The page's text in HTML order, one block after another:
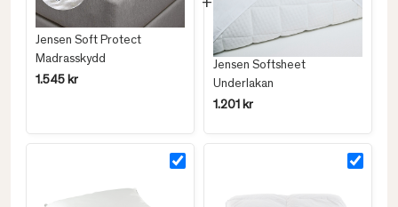
Jensen Soft Protect
Madrasskydd
1.545 kr
Jensen Softsheet
Underlakan
1.201 kr